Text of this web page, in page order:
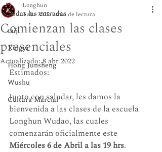
Todas las entradas
taiji
Xingyi
Hong Junsheng
Wushu
Cultura Marcial
Comienzan las clases
presenciales
Longhun
3 abr 20221 min de lectura
Actualizado:8 abr 2022
Estimados:
Junto con saludar, les damos la
bienvenida a las clases de la escuela
Longhun Wudao, las cuales
comenzarán oficialmente este
Miércoles 6 de Abril a las 19 hrs.